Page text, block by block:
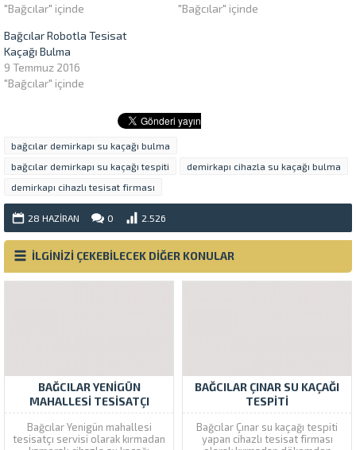
"Bağcılar" içinde
"Bağcılar" içinde
Bağcılar Robotla Tesisat
Kaçağı Bulma
9 Temmuz 2016
"Bağcılar" içinde
bağcılar demirkapı su kaçağı bulma
bağcılar demirkapı su kaçağı tespiti
demirkapı cihazla su kaçağı bulma
demirkapı cihazlı tesisat firması
28 HAZIRAN 0 2.526
İLGİNİZİ ÇEKEBİLECEK DİĞER KONULAR
BAĞCILAR YENIGÜN
MAHALLESI TESISATÇI
Bağcılar Yenigün mahallesi
tesisatçı servisi olarak kırmadan
BAĞCILAR ÇINAR SU KAÇAĞI
TESPITI
Bağcılar Çınar su kaçağı tespiti
yapan cihazlı tesisat firması